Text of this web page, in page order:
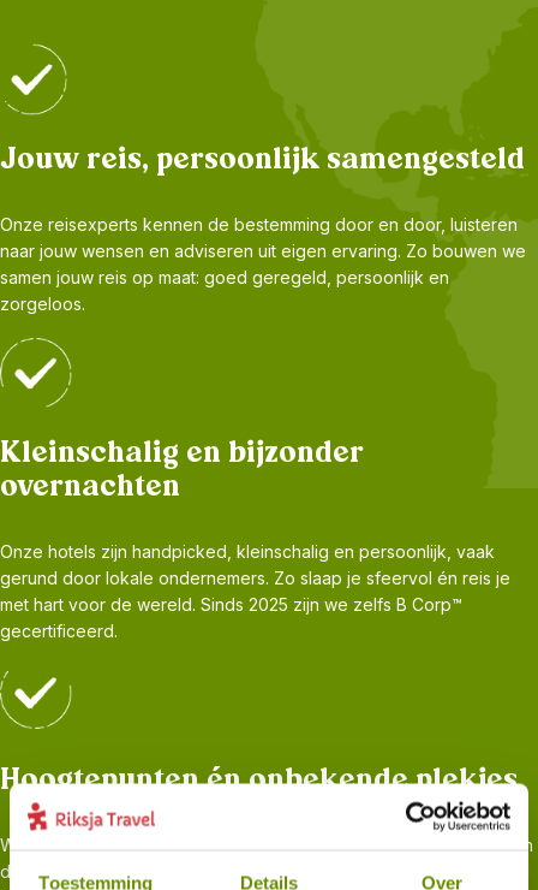
Toestemming Details Over
Jouw reis, persoonlijk samengesteld
Onze reisexperts kennen de bestemming door en door, luisteren
naar jouw wensen en adviseren uit eigen ervaring. Zo bouwen we
samen jouw reis op maat: goed geregeld, persoonlijk en
zorgeloos.
Kleinschalig en bijzonder
overnachten
Onze hotels zijn handpicked, kleinschalig en persoonlijk, vaak
gerund door lokale ondernemers. Zo slaap je sfeervol én reis je
met hart voor de wereld. Sinds 2025 zijn we zelfs B Corp™
gecertificeerd.
Hoogtepunten én onbekende plekjes
We zijn er zelf vaak geweest en kiezen de slimste routes, weg van
de platgetrapte paden, maar juist naar de plekken waar je het land